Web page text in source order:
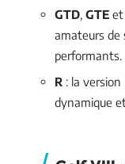
GTD GTE et
amateurs de
performants.
R : la
dynamique